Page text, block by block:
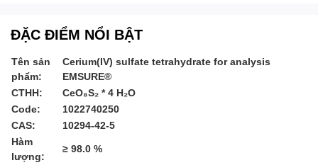
ĐẶC ĐIỂM NỔI BẬT
Tên sản
phẩm:
Cerium(IV) sulfate tetrahydrate for analysis
EMSURE®
CTHH:
CeO₈S₂ * 4 H₂O
Code:
1022740250
CAS:
10294-42-5
Hàm
lượng:
≥ 98.0 %